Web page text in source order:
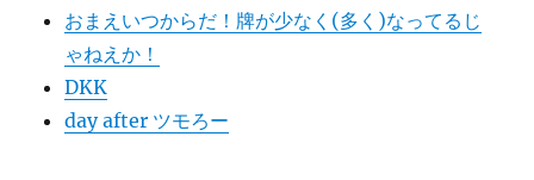
おまえいつからだ！牌が少なく(多く)なってるじ
ゃねえか！
DKK
day after ツモろー